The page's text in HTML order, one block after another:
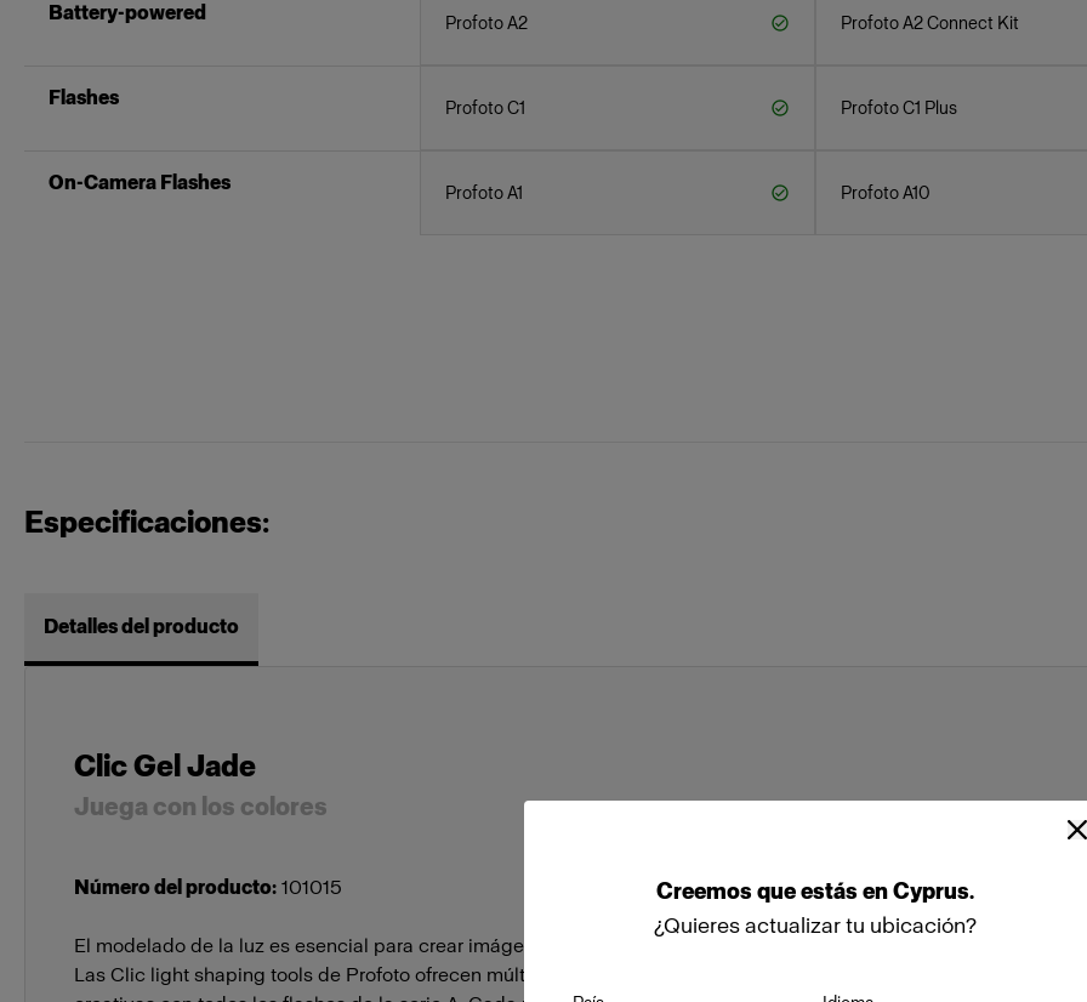
Creemos queestás enCyprus.
¿Quieres actualizar tu ubicación?
Battery-powered Profoto A2 Profoto A2 Connect Kit
Flashes Profoto C1 Profoto C1 Plus
On-Camera Flashes Profoto A1 Profoto A10
Especificaciones:
Detalles del producto
Clic Gel Jade
Juega con los colores
Número del producto: 101015
El modelado de la luz es esencial para crear imágenes espectaculares.
Las Clic light shaping tools de Profoto ofrecen múltiples posibilidades
Características
Montura magnética de fácil
Se puede acoplar a las